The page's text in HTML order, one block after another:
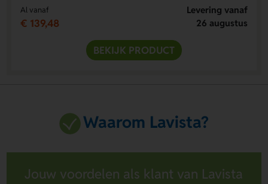
Al vanaf
€ 139,48
Levering vanaf
26 augustus
BEKIJK PRODUCT
Waarom Lavista?
Jouw voordelen als klant van Lavista